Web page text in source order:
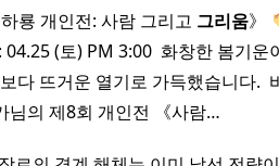
룡 개인전: 사람 그리고 그리움》
(토) PM 3:00 ​ 화창한 봄기운
다 뜨거운 열기로 가득했습니다.
님의 제8회 개인전 《사람…